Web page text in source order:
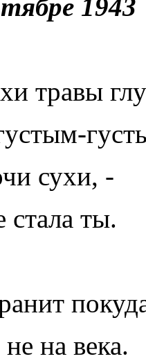
1943
травы
сухи, -
стала ты.
на века.